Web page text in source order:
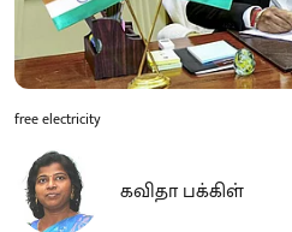
free electricity
கவிதா பக்கிள்